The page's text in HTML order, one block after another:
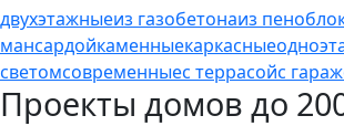
двухэтажныеиз газобетонаиз
мансардойкаменныекаркасные
светомсовременныес террасойс
Проекты домов до